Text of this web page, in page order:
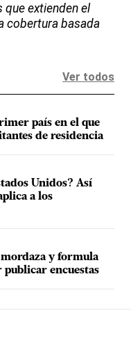
extienden el
cobertura basada
Ver todos
país en el que
de residencia
Unidos? Así
a los
y formula
publicar encuestas